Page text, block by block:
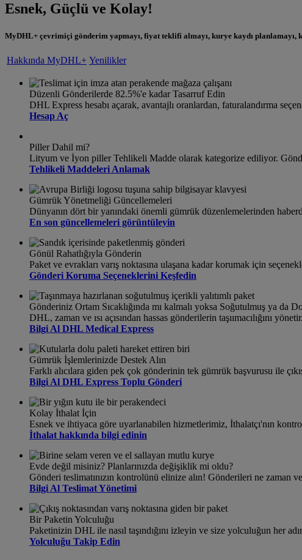
Esnek, Güçlü ve Kolay!
MyDHL+ çevrimiçi gönderim yapmayı, fiyat teklifi almayı, kurye kaydı planlamayı,
Hakkında MyDHL+ Yenilikler
Düzenli Gönderilerde 82.5%'e kadar Tasarruf Edin
DHL Express hesabı açarak, avantajlı oranlardan, faturalandırma
Hesap Aç
Piller Dahil mi?
Lityum ve İyon piller Tehlikeli Madde olarak kategorize ediliyor.
Tehlikeli Maddeleri Anlamak
Gümrük Yönetmeliği Güncellemeleri
Dünyanın dört bir yanındaki önemli gümrük düzenlemelerinden
En son güncellemeleri görüntüleyin
Gönül Rahatlığıyla Gönderin
Paket ve evrakları varış noktasına ulaşana kadar korumak için
Gönderi Koruma Seçeneklerini Keşfedin
Gönderiniz Ortam Sıcaklığında mı kalmalı yoksa Soğutulmuş ya da
DHL, zaman ve ısı açısından hassas gönderilerin taşıımacılığını yönetir.
Bilgi Al DHL Medical Express
Gümrük İşlemlerinizde Destek Alın
Farklı alıcılara giden pek çok gönderinin tek gümrük başvurusu ile
Bilgi Al DHL Express Toplu Gönderi
Kolay İthalat İçin
Esnek ve ihtiyaca göre uyarlanabilen hizmetlerimiz, İthalatçı'nın
İthalat hakkında bilgi edinin
Evde değil misiniz? Planlarınızda değişiklik mi oldu?
Gönderi teslimatınızın kontrolünü elinize alın! Gönderileri ne zaman
Bilgi Al Teslimat Yönetimi
Bir Paketin Yolculuğu
Paketinizin DHL ile nasıl taşındığını izleyin ve size yolculuğun her
Yolculuğu Takip Edin